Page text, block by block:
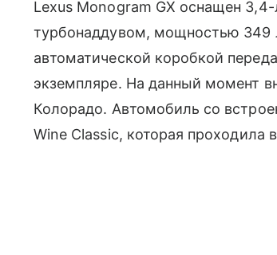
Lexus Monogram GХ оснащен
турбонаддувом, мощностью 349
автоматической коробкой
экземпляре. На данный момент
Колорадо. Автомобиль со
Wine Classic, которая проходила